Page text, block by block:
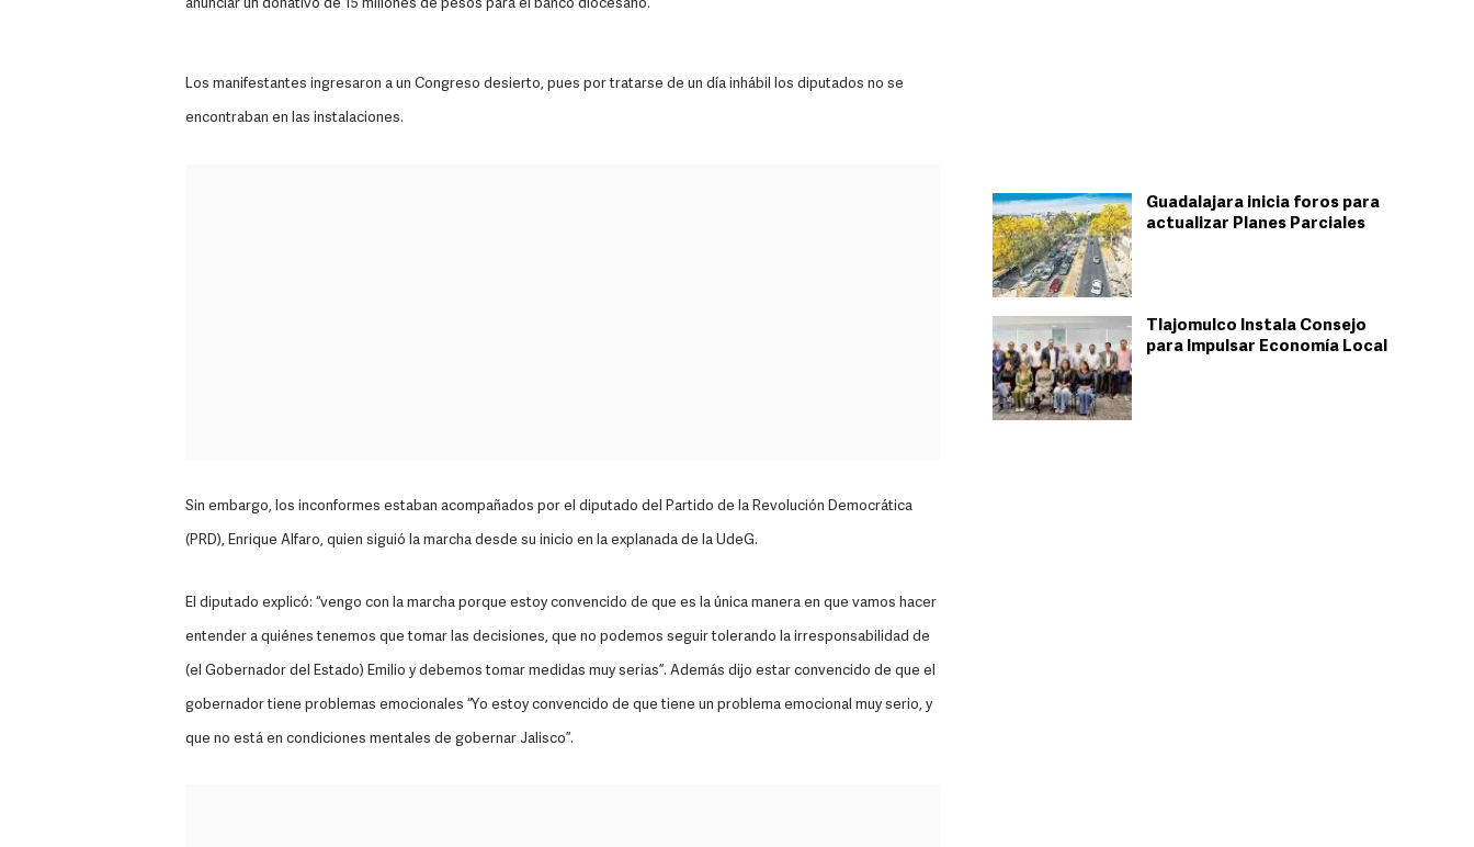
Guadalajara inicia foros para
actualizar Planes Parciales
Tlajomulco Instala Consejo
para Impulsar Economía Local
anunciar un donativo de 15 millones de pesos para el banco diocesano.
Los manifestantes ingresaron a un Congreso desierto, pues por tratarse de un día inhábil los diputados no se
encontraban en las instalaciones.
Sin embargo, los inconformes estaban acompañados por el diputado del Partido de la Revolución Democrática
(PRD), Enrique Alfaro, quien siguió la marcha desde su inicio en la explanada de la UdeG.
El diputado explicó: “vengo con la marcha porque estoy convencido de que es la única manera en que vamos hacer
entender a quiénes tenemos que tomar las decisiones, que no podemos seguir tolerando la irresponsabilidad de
(el Gobernador del Estado) Emilio y debemos tomar medidas muy serias”. Además dijo estar convencido de que el
gobernador tiene problemas emocionales “Yo estoy convencido de que tiene un problema emocional muy serio, y
que no está en condiciones mentales de gobernar Jalisco”.